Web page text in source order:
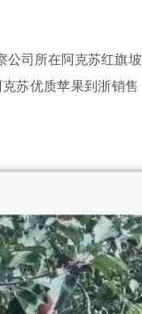
司所在阿克苏红旗
苏优质苹果到浙销